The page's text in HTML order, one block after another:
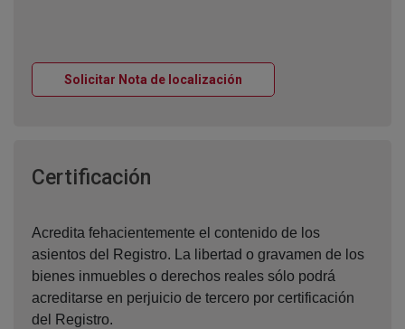
Solicitar Nota de localización
Certificación
Acredita fehacientemente el contenido de los
asientos del Registro. La libertad o gravamen de los
bienes inmuebles o derechos reales sólo podrá
acreditarse en perjuicio de tercero por certificación
del Registro.